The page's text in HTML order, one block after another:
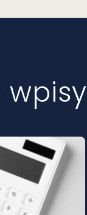
wpisy